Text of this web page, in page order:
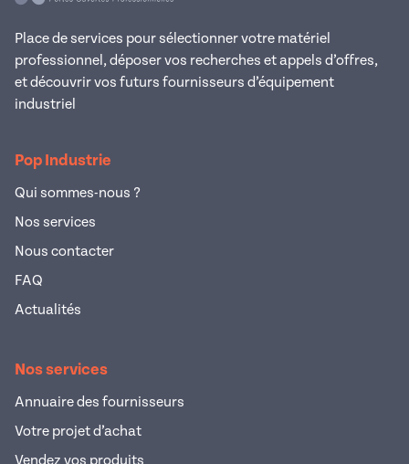
Place de services pour sélectionner votre matériel
professionnel, déposer vos recherches et appels d’offres,
et découvrir vos futurs fournisseurs d’équipement
industriel
Pop Industrie
Qui sommes-nous ?
Nos services
Nous contacter
FAQ
Actualités
Nos services
Annuaire des fournisseurs
Votre projet d’achat
Vendez vos produits